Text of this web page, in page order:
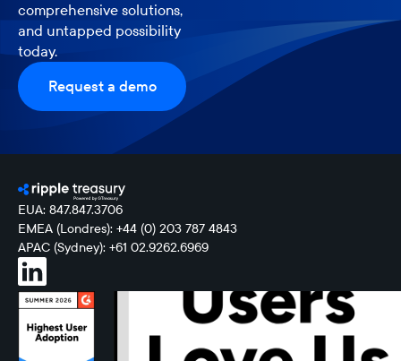
comprehensive solutions,
and untapped possibility
today.
Request a demo
EUA: 847.847.3706
EMEA (Londres): +44 (0) 203 787 4843
APAC (Sydney): +61 02.9262.6969